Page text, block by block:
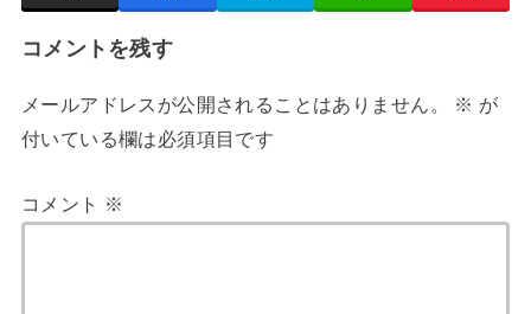
コメントを残す
メールアドレスが公開されることはありません。 ※ が
付いている欄は必須項目です
コメント ※